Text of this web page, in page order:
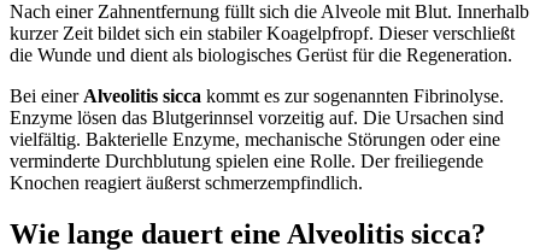
Nach einer Zahnentfernung füllt sich die Alveole mit Blut. Innerhalb
kurzer Zeit bildet sich ein stabiler Koagelpfropf. Dieser verschließt
die Wunde und dient als biologisches Gerüst für die Regeneration.
Bei einer Alveolitis sicca kommt es zur sogenannten Fibrinolyse.
Enzyme lösen das Blutgerinnsel vorzeitig auf. Die Ursachen sind
vielfältig. Bakterielle Enzyme, mechanische Störungen oder eine
verminderte Durchblutung spielen eine Rolle. Der freiliegende
Knochen reagiert äußerst schmerzempfindlich.
Wie lange dauert eine Alveolitis sicca?